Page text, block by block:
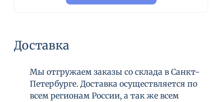
Доставка
Мы отгружаем заказы со склада в Санкт-
Петербурге. Доставка осуществляется по
всем регионам России, а так же всем